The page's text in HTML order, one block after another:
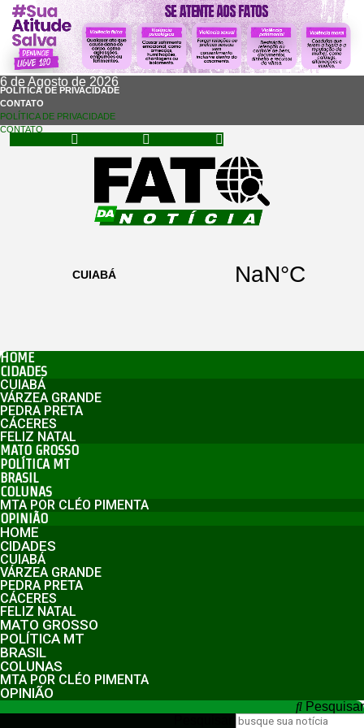
6 de Agosto de 2026
POLÍTICA DE PRIVACIDADE
CONTATO
POLÍTICA DE PRIVACIDADE
CONTATO
HOME
CIDADES
CUIABÁ
VÁRZEA GRANDE
PEDRA PRETA
CÁCERES
FELIZ NATAL
MATO GROSSO
POLÍTICA MT
BRASIL
COLUNAS
MTA POR CLÉO PIMENTA
OPINIÃO
HOME
CIDADES
CUIABÁ
VÁRZEA GRANDE
PEDRA PRETA
CÁCERES
FELIZ NATAL
MATO GROSSO
POLÍTICA MT
BRASIL
COLUNAS
MTA POR CLÉO PIMENTA
OPINIÃO
Pesquisar